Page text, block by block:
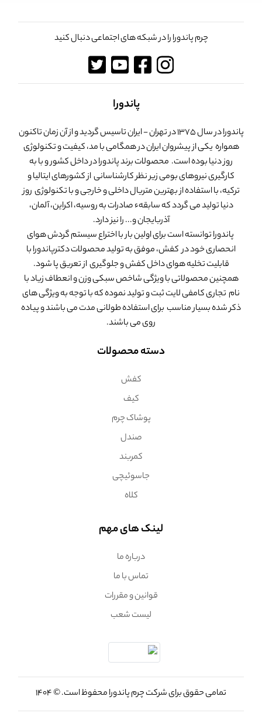
چرم پاندورا را در شبکه های اجتماعی دنبال کنید
پاندورا
پاندورا در سال 1375 در تهران - ایران تاسیس گردید و از آن زمان تاکنون
همواره یکی از پیشروان ایران در همگامی با مد، کیفیت و تکنولوژی
روز دنیا بوده است. محصولات برند پاندورا در داخل کشور و با به
کارگیری نیروهای بومی زیر نظر کارشناسانی از کشورهای ایتالیا و
ترکیه، با استفاده از بهترین متریال داخلی و خارجی و با تکنولوژی روز
دنیا تولید می گردد که سابقهء صادرات به روسیه، اکراین، آلمان،
آذربایجان و... را نیز دارد.
پاندورا توانسته است برای اولین بار با اختراع سیستم گردش هوای
انحصاری خود در کفش، موفق به تولید محصولات دکترپاندورا با
قابلیت تخلیه هوای داخل کفش و جلوگیری از تعریق پا شود.
همچنین محصولاتی با ویژگی شاخص سبکی وزن و انعطاف زیاد با
نام تجاری کامفی لایت ثبت و تولید نموده که با توجه به ویژگی های
ذکر شده بسیار مناسب برای استفاده طولانی مدت می باشند و پیاده
روی می باشند.
دسته محصولات
کفش
کیف
پوشاک چرم
صندل
کمربند
جاسوئیچی
کلاه
لینک های مهم
درباره ما
تماس با ما
قوانین و مقررات
لیست شعب
تمامی حقوق برای شرکت چرم پاندورا محفوظ است. © 1404